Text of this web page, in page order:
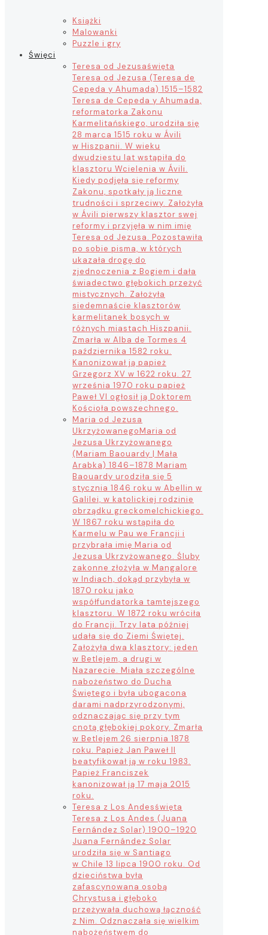
Książki
Malowanki
Puzzle i gry
Święci
Teresa od Jezusaświęta
Teresa od Jezusa (Teresa de
Cepeda y Ahumada) 1515–1582
Teresa de Cepeda y Ahumada,
reformatorka Zakonu
Karmelitańskiego, urodziła się
28 marca 1515 roku w Ávili
w Hiszpanii. W wieku
dwudziestu lat wstąpiła do
klasztoru Wcielenia w Ávili.
Kiedy podjęła się reformy
Zakonu, spotkały ją liczne
trudności i sprzeciwy. Założyła
w Ávili pierwszy klasztor swej
reformy i przyjęła w nim imię
Teresa od Jezusa. Pozostawiła
po sobie pisma, w których
ukazała drogę do
zjednoczenia z Bogiem i dała
świadectwo głębokich przeżyć
mistycznych. Założyła
siedemnaście klasztorów
karmelitanek bosych w
różnych miastach Hiszpanii.
Zmarła w Alba de Tormes 4
października 1582 roku.
Kanonizował ją papież
Grzegorz XV w 1622 roku. 27
września 1970 roku papież
Paweł VI ogłosił ją Doktorem
Kościoła powszechnego.
Maria od Jezusa
UkrzyżowanegoMaria od
Jezusa Ukrzyżowanego
(Mariam Baouardy | Mała
Arabka) 1846–1878 Mariam
Baouardy urodziła się 5
stycznia 1846 roku w Abellin w
Galilei, w katolickiej rodzinie
obrządku greckomelchickiego.
W 1867 roku wstąpiła do
Karmelu w Pau we Francji i
przybrała imię Maria od
Jezusa Ukrzyżowanego. Śluby
zakonne złożyła w Mangalore
w Indiach, dokąd przybyła w
1870 roku jako
współfundatorka tamtejszego
klasztoru. W 1872 roku wróciła
do Francji. Trzy lata później
udała się do Ziemi Świętej.
Założyła dwa klasztory: jeden
w Betlejem, a drugi w
Nazarecie. Miała szczególne
nabożeństwo do Ducha
Świętego i była ubogacona
darami nadprzyrodzonymi,
odznaczając się przy tym
cnotą głębokiej pokory. Zmarła
w Betlejem 26 sierpnia 1878
roku. Papież Jan Paweł II
beatyfikował ją w roku 1983.
Papież Franciszek
kanonizował ją 17 maja 2015
roku.
Teresa z Los Andesświęta
Teresa z Los Andes (Juana
Fernández Solar) 1900–1920
Juana Fernández Solar
urodziła się w Santiago
w Chile 13 lipca 1900 roku. Od
dzieciństwa była
zafascynowana osobą
Chrystusa i głęboko
przeżywała duchową łączność
z Nim. Odznaczała się wielkim
nabożeństwem do